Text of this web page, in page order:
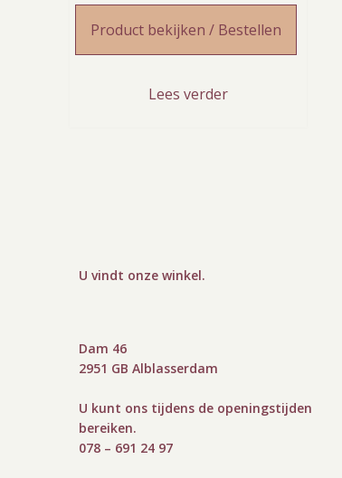
tot
€ 30,50
Product bekijken / Bestellen
Lees verder
U vindt onze winkel.
Dam 46
2951 GB Alblasserdam
U kunt ons tijdens de openingstijden
bereiken.
078 – 691 24 97